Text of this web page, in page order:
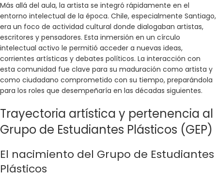
Más allá del aula, la artista se integró rápidamente en el
entorno intelectual de la época. Chile, especialmente Santiago,
era un foco de actividad cultural donde dialogaban artistas,
escritores y pensadores. Esta inmersión en un círculo
intelectual activo le permitió acceder a nuevas ideas,
corrientes artísticas y debates políticos. La interacción con
esta comunidad fue clave para su maduración como artista y
como ciudadano comprometido con su tiempo, preparándola
para los roles que desempeñaría en las décadas siguientes.
Trayectoria artística y pertenencia al
Grupo de Estudiantes Plásticos (GEP)
El nacimiento del Grupo de Estudiantes
Plásticos